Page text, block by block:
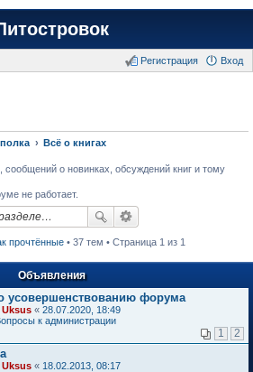
Вход
Регистрация
Всё о книгах
о новинках, обсуждений книг и тому
не работает.
прочтённые • 37 тем • Страница 1 из 1
Объявления
усовершенствованию форума
Uksus « 28.07.2020, 18:49
к администрации
1 2
Uksus « 18.02.2013, 08:17